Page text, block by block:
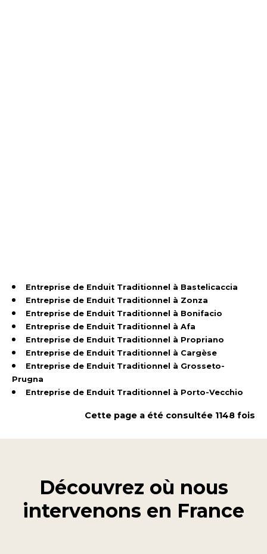
Entreprise de Enduit Traditionnel à Bastelicaccia
Entreprise de Enduit Traditionnel à Zonza
Entreprise de Enduit Traditionnel à Bonifacio
Entreprise de Enduit Traditionnel à Afa
Entreprise de Enduit Traditionnel à Propriano
Entreprise de Enduit Traditionnel à Cargèse
Entreprise de Enduit Traditionnel à Grosseto-
Prugna
Entreprise de Enduit Traditionnel à Porto-Vecchio
Cette page a été consultée 1148 fois
Découvrez où nous
intervenons en France